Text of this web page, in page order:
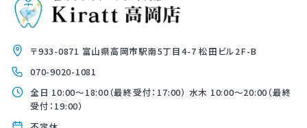
〒933-0871 富山県高岡市駅南5丁目4-7 松田ビル2F-B
070-9020-1081
全日 10:00〜18:00（最終受付：17:00） 水木 10:00〜20:00（最終
受付：19:00）